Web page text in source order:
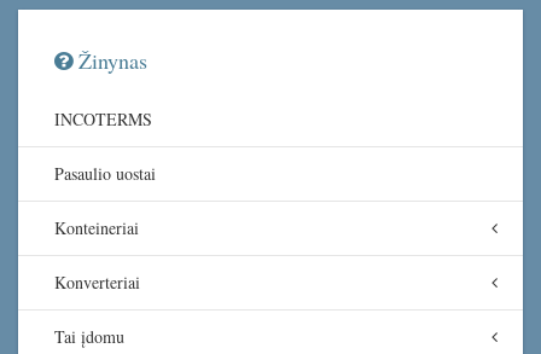
Žinynas
INCOTERMS
Pasaulio uostai
Konteineriai
Konverteriai
Tai įdomu